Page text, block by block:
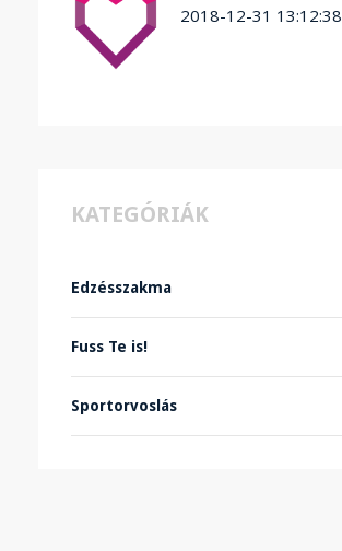
2018-12-31 13:12:38
KATEGÓRIÁK
Edzésszakma
Fuss Te is!
Sportorvoslás